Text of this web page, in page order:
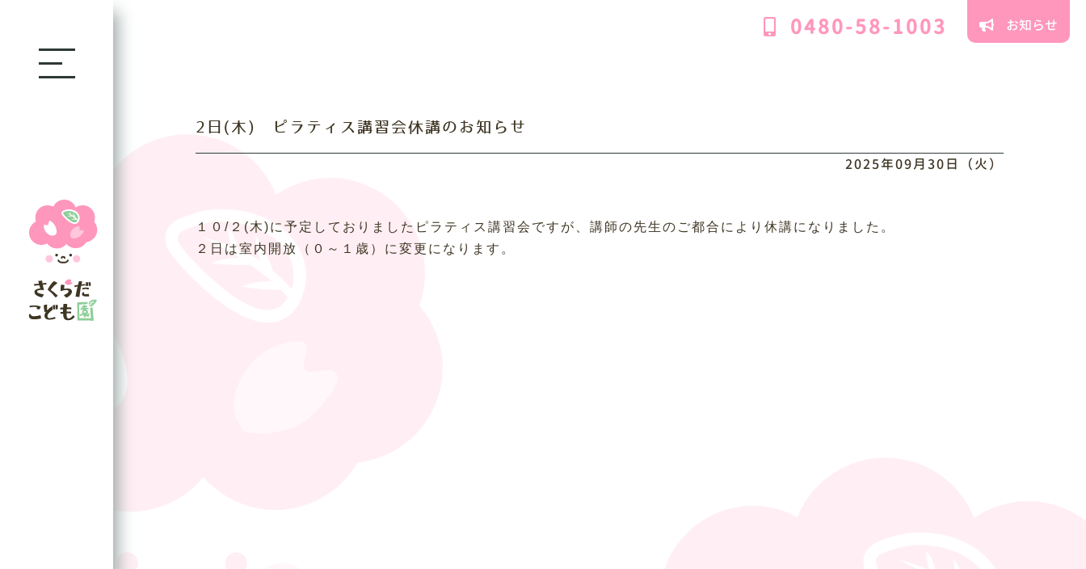
0480-58-1003 お知らせ
2日(木) ピラティス講習会休講のお知らせ
2025年09月30日（火）
１０/２(木)に予定しておりましたピラティス講習会ですが、講師の先生のご都合により休講になりました。
２日は室内開放（０～１歳）に変更になります。